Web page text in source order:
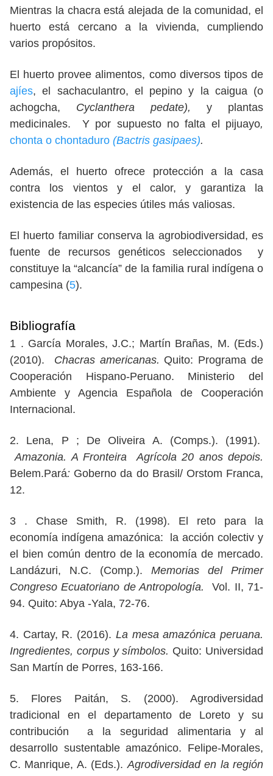
Mientras la chacra está alejada de la comunidad, el
huerto está cercano a la vivienda, cumpliendo
varios propósitos.
El huerto provee alimentos, como diversos tipos de
ajíes, el sachaculantro, el pepino y la caigua (o
achogcha, Cyclanthera pedate), y plantas
medicinales.
Y por supuesto no falta el pijuayo,
chonta o chontaduro (Bactris gasipaes).
Además, el huerto ofrece protección a la casa
contra los vientos y el calor, y garantiza la
existencia de las especies útiles más valiosas.
El huerto familiar conserva la agrobiodiversidad, es
fuente de recursos genéticos seleccionados y
constituye la “alcancía” de la familia rural indígena o
campesina (5).
Bibliografía
1 . García Morales, J.C.; Martín Brañas, M. (Eds.)
(2010). Chacras americanas. Quito: Programa de
Cooperación Hispano-Peruano. Ministerio del
Ambiente y Agencia Española de Cooperación
Internacional.
2. Lena, P ; De Oliveira A. (Comps.). (1991).
Amazonia. A Fronteira Agrícola 20 anos depois.
Belem.Pará: Goberno da do Brasil/ Orstom Franca,
12.
3 . Chase Smith, R. (1998). El reto para la
economía indígena amazónica: la acción colectiv y
el bien común dentro de la economía de mercado.
Landázuri, N.C. (Comp.). Memorias del Primer
Congreso Ecuatoriano de Antropología.
Vol. II, 71-
94. Quito: Abya -Yala, 72-76.
4. Cartay, R. (2016). La mesa amazónica peruana.
Ingredientes, corpus y símbolos. Quito: Universidad
San Martín de Porres, 163-166.
5. Flores Paitán, S. (2000). Agrodiversidad
tradicional en el departamento de Loreto y su
contribución a la seguridad alimentaria y al
desarrollo sustentable amazónico. Felipe-Morales,
C. Manrique, A. (Eds.).Agrodiversidad en la región